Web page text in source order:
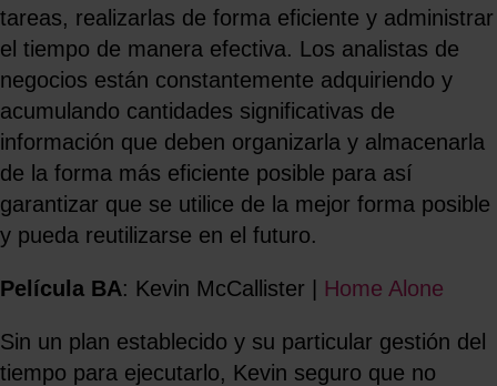
tareas, realizarlas de forma eficiente y administrar
el tiempo de manera efectiva. Los analistas de
negocios están constantemente adquiriendo y
acumulando cantidades significativas de
información que deben organizarla y almacenarla
de la forma más eficiente posible para así
garantizar que se utilice de la mejor forma posible
y pueda reutilizarse en el futuro.
Película BA: Kevin McCallister | Home Alone
Sin un plan establecido y su particular gestión del
tiempo para ejecutarlo, Kevin seguro que no